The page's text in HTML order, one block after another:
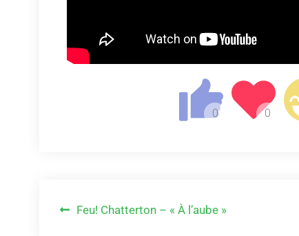
Navigation
Feu! Chatterton – « À l’aube »